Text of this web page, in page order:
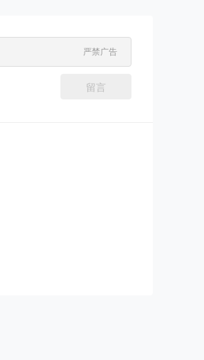
严禁广告
留言